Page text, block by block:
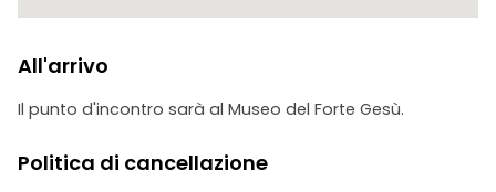
All'arrivo
Il punto d'incontro sarà al Museo del Forte Gesù.
Politica di cancellazione